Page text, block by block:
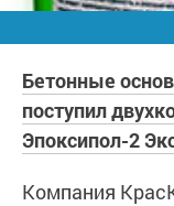
Бетонные
поступил
Эпоксипол-2
Компания